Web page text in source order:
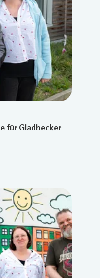
für Gladbecker